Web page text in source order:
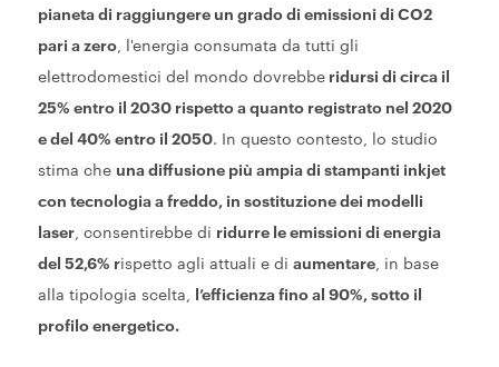
pianeta di raggiungere un grado di emissioni di CO2
pari a zero, l'energia consumata da tutti gli
elettrodomestici del mondo dovrebberidursi di circa il
25% entro il 2030 rispetto a quanto registrato nel 2020
e del 40% entro il 2050. In questo contesto, lo studio
stima che una diffusione più ampia di stampanti inkjet
con tecnologia a freddo, in sostituzione dei modelli
laser, consentirebbe di ridurre le emissioni di energia
del 52,6% rispetto agli attuali e di aumentare, in base
alla tipologia scelta,
l’efficienza fino al 90%, sotto il
profilo energetico.